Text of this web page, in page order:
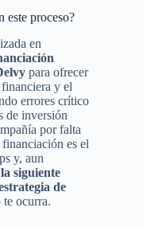
este proceso?
en
para ofrecer
y el
errores crítico
de inversión
por falta
es el
y, aun
siguiente
de
ocurra.